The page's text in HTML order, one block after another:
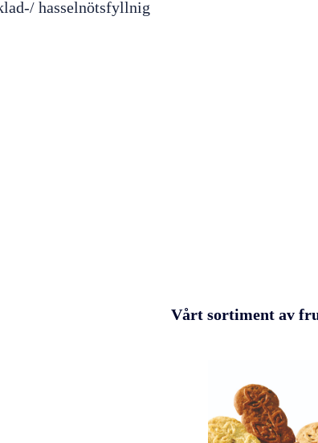
hasselnötsfyllnig
Vårt sortiment av